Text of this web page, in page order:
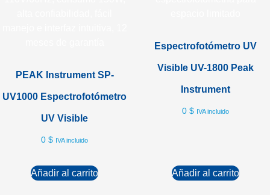
PEAK Instrument SP-
UV1000 Espectrofotómetro
UV Visible
0 $ IVA incluido
Añadir al carrito
Espectrofotómetro UV
Visible UV-1800 Peak
Instrument
0 $ IVA incluido
Añadir al carrito